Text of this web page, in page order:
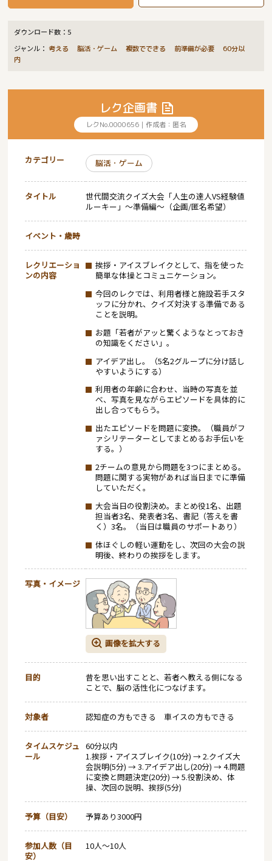
ダウンロード数： 5
ジャンル：考える 脳活・ゲーム 複数でできる 前準備が必要 60分以
内
レク企画書
レクNo.0000656｜作成者：匿名
カテゴリー 脳活・ゲーム
タイトル
世代間交流クイズ大会「人生の達人VS経験値
ルーキー」～準備編～（企画/匿名希望）
イベント・歳時
レクリエーショ
ンの内容
挨拶・アイスブレイクとして、指を使った
簡単な体操とコミュニケーション。
今回のレクでは、利用者様と施設若手スタ
ッフに分かれ、クイズ対決する準備である
ことを説明。
お題「若者がアッと驚くようなとっておき
の知識をください」。
アイデア出し。（5名2グループに分け話し
やすいようにする）
利用者の年齢に合わせ、当時の写真を並
べ、写真を見ながらエピソードを具体的に
出し合ってもらう。
出たエピソードを問題に変換。（職員がフ
ァシリテーターとしてまとめるお手伝いを
する。）
2チームの意見から問題を3つにまとめる。
問題に関する実物があれば当日までに準備
していただく。
大会当日の役割決め。まとめ役1名、出題
担当者3名、発表者3名、書記（答えを書
く）3名。（当日は職員のサポートあり）
体ほぐしの軽い運動をし、次回の大会の説
明後、終わりの挨拶をします。
写真・イメージ
画像を拡大する
目的
昔を思い出すことと、若者へ教える側になる
ことで、脳の活性化につなげます。
対象者 認知症の方もできる 車イスの方もできる
タイムスケジュ
ール
60分以内
1.挨拶・アイスブレイク(10分) → 2.クイズ大
会説明(5分) → 3.アイデア出し(20分) → 4.問題
に変換と問題決定(20分) → 5.役割決め、体
操、次回の説明、挨拶(5分)
予算（目安） 予算あり3000円
参加人数（目
安）
10人～10人